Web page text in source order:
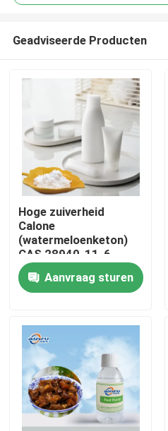
Thuis
Producten
VR-show
Over ons
Geadviseerde Producten
Hoge zuiverheid
Calone
(watermeloenketon)
CAS 28940-11-6
Marine Geur Ingrediënt
Synthetische
aquatische nota voor
cosmetica
Aanvraag sturen